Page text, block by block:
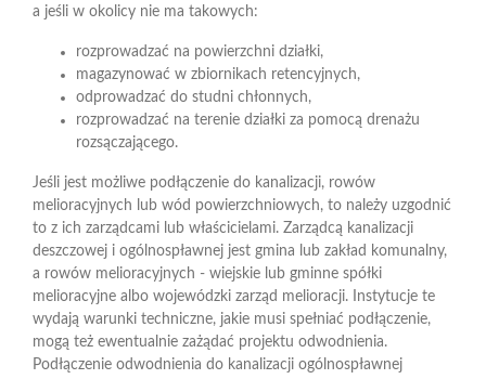
a jeśli w okolicy nie ma takowych:
rozprowadzać na powierzchni działki,
magazynować w zbiornikach retencyjnych,
odprowadzać do studni chłonnych,
rozprowadzać na terenie działki za pomocą drenażu
rozsączającego.
Jeśli jest możliwe podłączenie do kanalizacji, rowów
melioracyjnych lub wód powierzchniowych, to należy uzgodnić
to z ich zarządcami lub właścicielami. Zarządcą kanalizacji
deszczowej i ogólnospławnej jest gmina lub zakład komunalny,
a rowów melioracyjnych - wiejskie lub gminne spółki
melioracyjne albo wojewódzki zarząd melioracji. Instytucje te
wydają warunki techniczne, jakie musi spełniać podłączenie,
mogą też ewentualnie zażądać projektu odwodnienia.
Podłączenie odwodnienia do kanalizacji ogólnospławnej